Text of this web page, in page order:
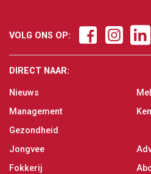
VOLG ONS OP:
DIRECT NAAR:
Nieuws
Management
Gezondheid
Jongvee
Fokkerij